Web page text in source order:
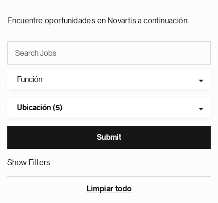
Encuentre oportunidades en Novartis a continuación.
Función
Ubicación (5)
Show Filters
Limpiar todo